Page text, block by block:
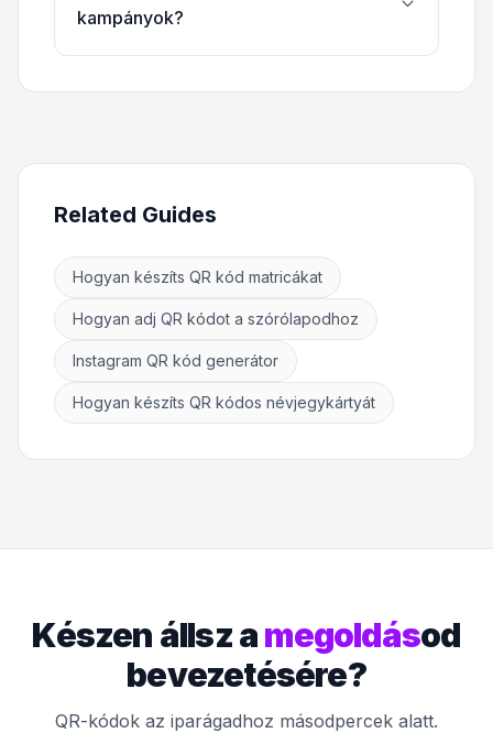
kampányok?
Related Guides
Hogyan készíts QR kód matricákat
Hogyan adj QR kódot a szórólapodhoz
Instagram QR kód generátor
Hogyan készíts QR kódos névjegykártyát
Készen állsz amegoldásod
bevezetésére?
QR-kódok az iparágadhoz másodpercek alatt.